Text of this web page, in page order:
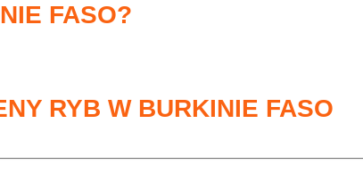
FASO?
RYB W BURKINIE FASO